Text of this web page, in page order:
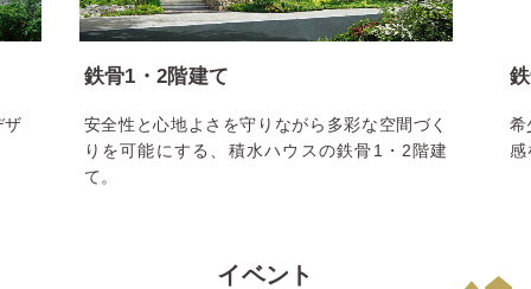
ザ
鉄骨1・2階建て
安全性と心地よさを守りながら多彩な空間づく
りを可能にする、積水ハウスの鉄骨1・2階建
て。
希
感
イベント